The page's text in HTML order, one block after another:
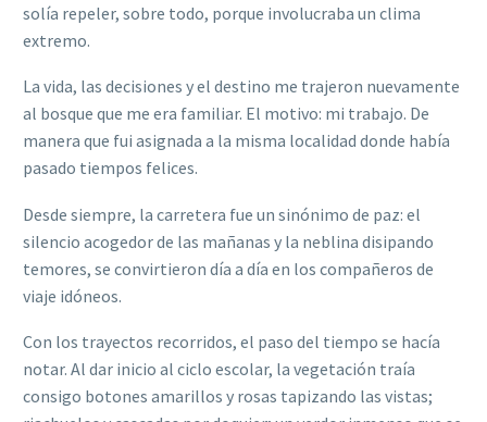
solía repeler, sobre todo, porque involucraba un clima
extremo.
La vida, las decisiones y el destino me trajeron nuevamente
al bosque que me era familiar. El motivo: mi trabajo. De
manera que fui asignada a la misma localidad donde había
pasado tiempos felices.
Desde siempre, la carretera fue un sinónimo de paz: el
silencio acogedor de las mañanas y la neblina disipando
temores, se convirtieron día a día en los compañeros de
viaje idóneos.
Con los trayectos recorridos, el paso del tiempo se hacía
notar. Al dar inicio al ciclo escolar, la vegetación traía
consigo botones amarillos y rosas tapizando las vistas;